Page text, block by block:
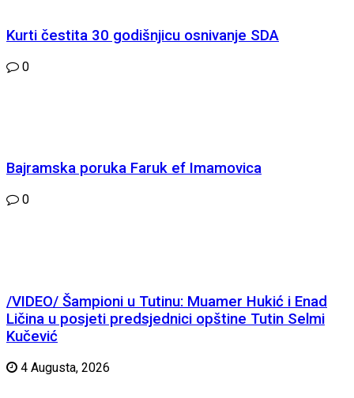
Kurti čestita 30 godišnjicu osnivanje SDA
0
Bajramska poruka Faruk ef Imamovica
0
/VIDEO/ Šampioni u Tutinu: Muamer Hukić i Enad
Ličina u posjeti predsjednici opštine Tutin Selmi
Kučević
4 Augusta, 2026